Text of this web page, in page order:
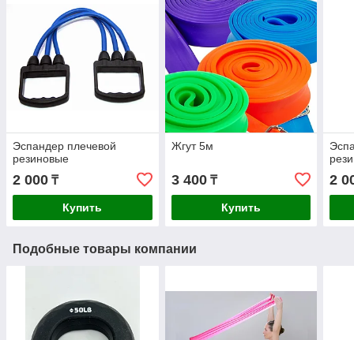
Эспандер плечевой
резиновые
2 000 ₸
Купить
Жгут 5м
3 400₸
Купить
2
Подобные товары компании